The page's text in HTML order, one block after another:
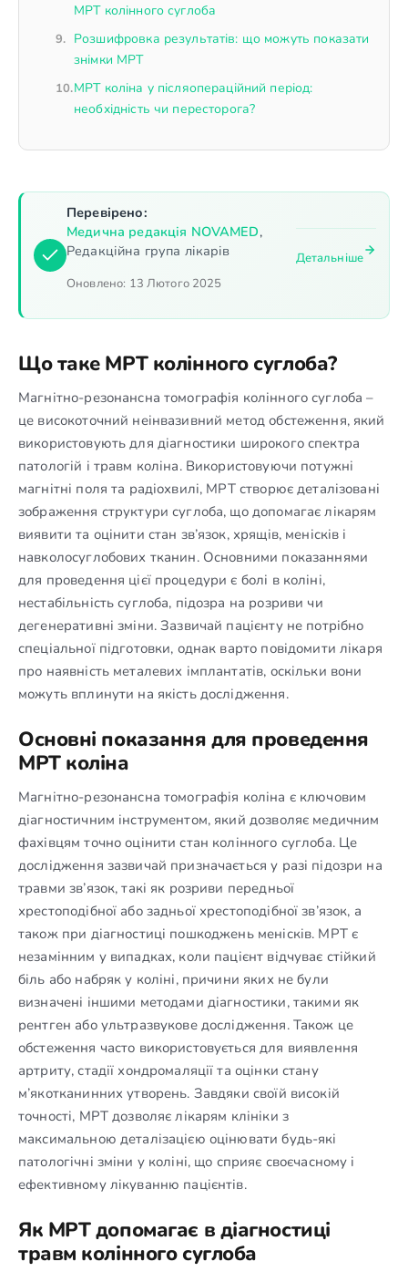
МРТ колінного суглоба
Розшифровка результатів: що можуть показати
знімки МРТ
МРТ коліна у післяопераційний період:
необхідність чи пересторога?
Перевірено:
Медична редакція NOVAMED,
Редакційна група лікарів
Оновлено: 13 Лютого 2025
Детальніше
Що таке МРТ колінного суглоба?
Магнітно-резонансна томографія колінного суглоба –
це високоточний неінвазивний метод обстеження, який
використовують для діагностики широкого спектра
патологій і травм коліна. Використовуючи потужні
магнітні поля та радіохвилі, МРТ створює деталізовані
зображення структури суглоба, що допомагає лікарям
виявити та оцінити стан зв’язок, хрящів, менісків і
навколосуглобових тканин. Основними показаннями
для проведення цієї процедури є болі в коліні,
нестабільність суглоба, підозра на розриви чи
дегенеративні зміни. Зазвичай пацієнту не потрібно
спеціальної підготовки, однак варто повідомити лікаря
про наявність металевих імплантатів, оскільки вони
можуть вплинути на якість дослідження.
Основні показання для проведення
МРТ коліна
Магнітно-резонансна томографія коліна є ключовим
діагностичним інструментом, який дозволяє медичним
фахівцям точно оцінити стан колінного суглоба. Це
дослідження зазвичай призначається у разі підозри на
травми зв’язок, такі як розриви передньої
хрестоподібної або задньої хрестоподібної зв’язок, а
також при діагностиці пошкоджень менісків. МРТ є
незамінним у випадках, коли пацієнт відчуває стійкий
біль або набряк у коліні, причини яких не були
визначені іншими методами діагностики, такими як
рентген або ультразвукове дослідження. Також це
обстеження часто використовується для виявлення
артриту, стадії хондромаляції та оцінки стану
м’якотканинних утворень. Завдяки своїй високій
точності, МРТ дозволяє лікарям клініки з
максимальною деталізацією оцінювати будь-які
патологічні зміни у коліні, що сприяє своєчасному і
ефективному лікуванню пацієнтів.
Як МРТ допомагає в діагностиці
травм колінного суглоба